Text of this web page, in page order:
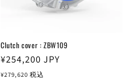
Clutch cover : ZBW109
通
常
¥254,200 JPY
¥279,620 税込